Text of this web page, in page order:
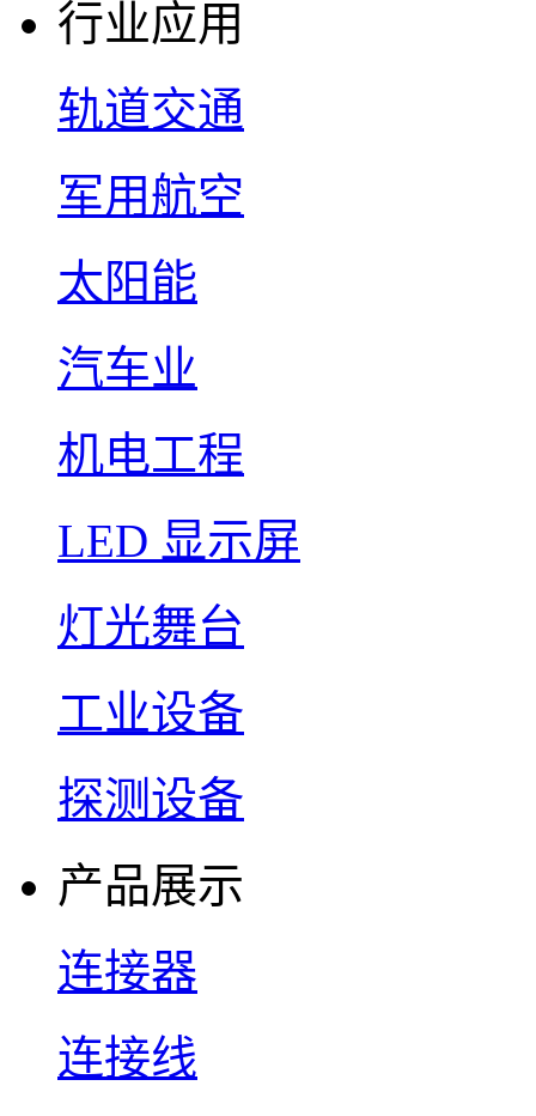
行业应用
轨道交通
军用航空
太阳能
汽车业
机电工程
LED 显示屏
灯光舞台
工业设备
探测设备
产品展示
连接器
连接线